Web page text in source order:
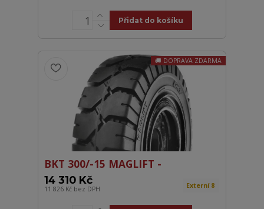
Přidat do košíku
DOPRAVA ZDARMA
BKT 300/-15 MAGLIFT -
14 310 Kč
11 826 Kč bez DPH Externí 8